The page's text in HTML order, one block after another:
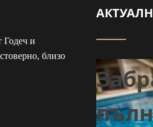
Годеч и
близо
мъж